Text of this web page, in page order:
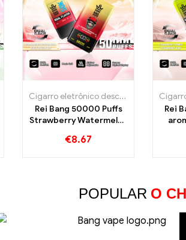
​​Polônia ,Cigarros Eletrónicos
,Cigarros eletrônicos
Cigarro eletrônico descartável com nicotina
Rei Bang 50000 Puffs
Strawberry Watermelon
Flavors
€8.67
Rei
POPULAR O